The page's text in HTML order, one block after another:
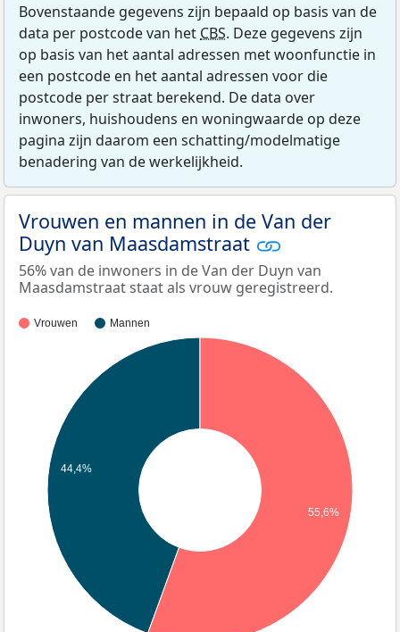
Bovenstaande gegevens zijn bepaald op basis van de
data per postcode van het CBS. Deze gegevens zijn
op basis van het aantal adressen met woonfunctie in
een postcode en het aantal adressen voor die
postcode per straat berekend. De data over
inwoners, huishoudens en woningwaarde op deze
pagina zijn daarom een schatting/modelmatige
benadering van de werkelijkheid.
Vrouwen en mannen in de Van der
Duyn van Maasdamstraat
56% van de inwoners in de Van der Duyn van
Maasdamstraat staat als vrouw geregistreerd.
Vrouwen Mannen
44,4%
55,6%